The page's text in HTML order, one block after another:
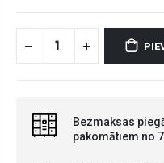
Bezmaksas
pakomātiem no